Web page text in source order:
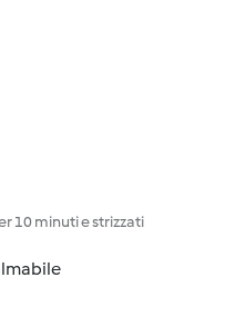
10 minuti e strizzati